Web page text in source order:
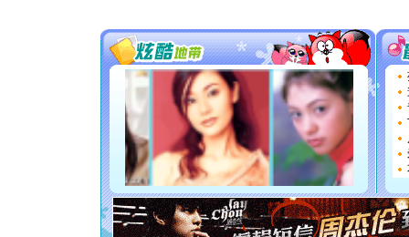
[元旦]看
断电。
你是我专
[元旦]
如
起；二
离。水
[元旦]
当
泣，这
卖了。
[春节] 风
颜！冬去
道一声平
[春节]传